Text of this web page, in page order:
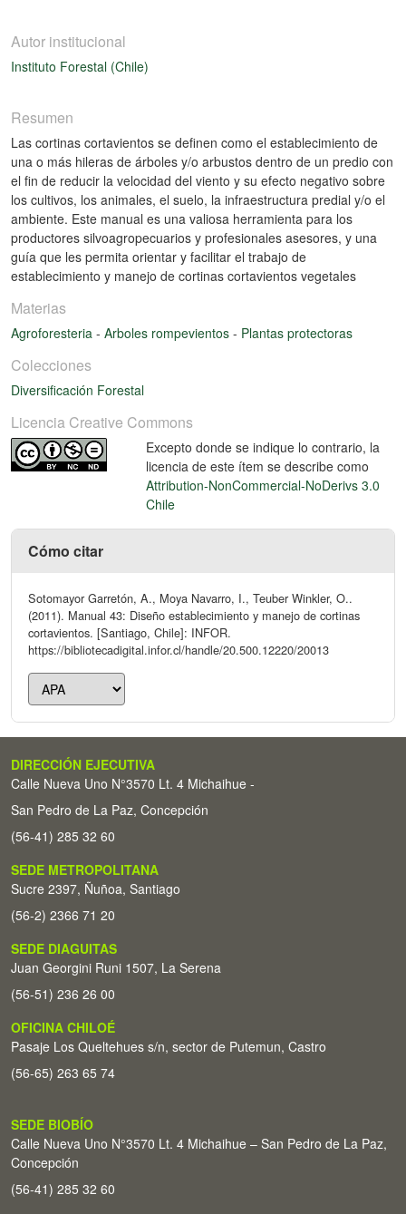
Autor institucional
Instituto Forestal (Chile)
Resumen
Las cortinas cortavientos se definen como el establecimiento de
una o más hileras de árboles y/o arbustos dentro de un predio con
el fin de reducir la velocidad del viento y su efecto negativo sobre
los cultivos, los animales, el suelo, la infraestructura predial y/o el
ambiente. Este manual es una valiosa herramienta para los
productores silvoagropecuarios y profesionales asesores, y una
guía que les permita orientar y facilitar el trabajo de
establecimiento y manejo de cortinas cortavientos vegetales
Materias
Agroforesteria - Arboles rompevientos - Plantas protectoras
Colecciones
Diversificación Forestal
Licencia Creative Commons
Excepto donde se indique lo contrario, la
licencia de este ítem se describe como
Attribution-NonCommercial-NoDerivs 3.0
Chile
Cómo citar
Sotomayor Garretón, A., Moya Navarro, I., Teuber Winkler, O..
(2011). Manual 43: Diseño establecimiento y manejo de cortinas
cortavientos. [Santiago, Chile]: INFOR.
https://bibliotecadigital.infor.cl/handle/20.500.12220/20013
DIRECCIÓN EJECUTIVA
Calle Nueva Uno N°3570 Lt. 4 Michaihue -
San Pedro de La Paz, Concepción
(56-41) 285 32 60
SEDE METROPOLITANA
Sucre 2397, Ñuñoa, Santiago
(56-2) 2366 71 20
SEDE DIAGUITAS
Juan Georgini Runi 1507, La Serena
(56-51) 236 26 00
OFICINA CHILOÉ
Pasaje Los Queltehues s/n, sector de Putemun, Castro
(56-65) 263 65 74
SEDE BIOBÍO
Calle Nueva Uno N°3570 Lt. 4 Michaihue – San Pedro de La Paz,
Concepción
(56-41) 285 32 60